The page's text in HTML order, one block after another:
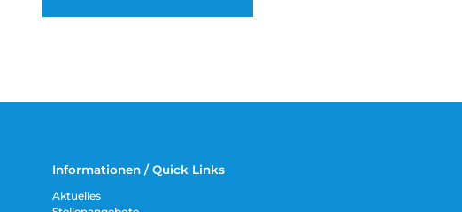
Informationen / Quick Links
Aktuelles